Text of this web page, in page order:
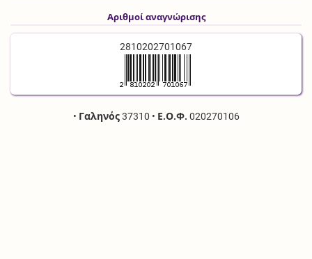
Αριθμοί αναγνώρισης
2810202701067
• Γαληνός37310 • Ε.Ο.Φ. 020270106